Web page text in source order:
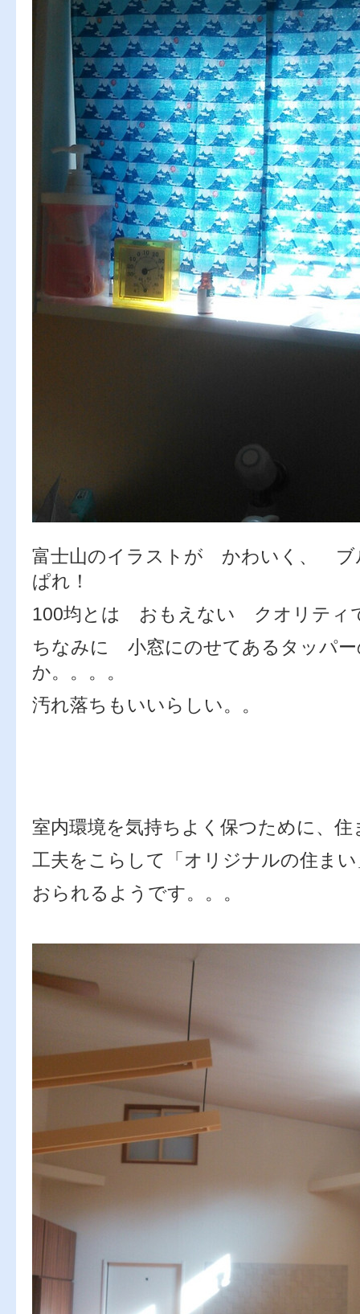
富士山のイラストが かわいく、 ブ
ぱれ！
100均とは おもえない クオリティ
ちなみに 小窓にのせてあるタッパー
か。。。。
汚れ落ちもいいらしい。。
室内環境を気持ちよく保つために、
工夫をこらして「オリジナルの住ま
おられるようです。。。